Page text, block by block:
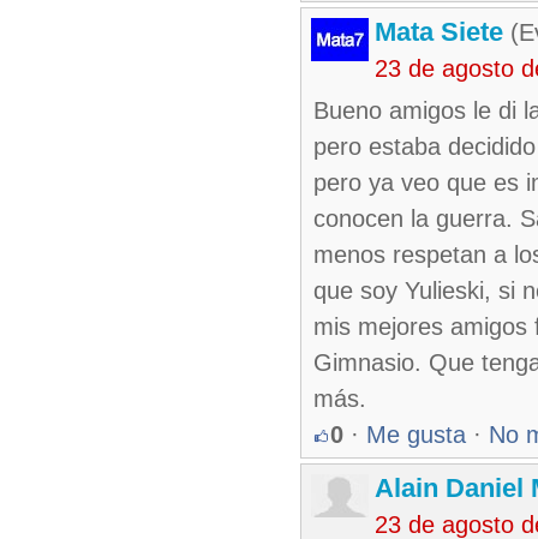
Mata Siete
23 de agosto
Bueno amigos le di
pero estaba
pero ya veo que es
conocen la guerra.
menos respetan a
que soy Yulieski, si
mis mejores amigos
Gimnasio. Que
más.
0 · Me gusta · No
Alain Daniel
23 de agosto